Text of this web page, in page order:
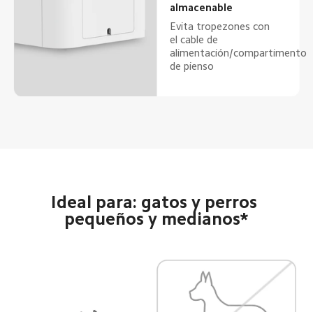
almacenable
Evita tropezones con
el cable de
alimentación/compartimento
de pienso
Ideal para: gatos y perros
pequeños y medianos*